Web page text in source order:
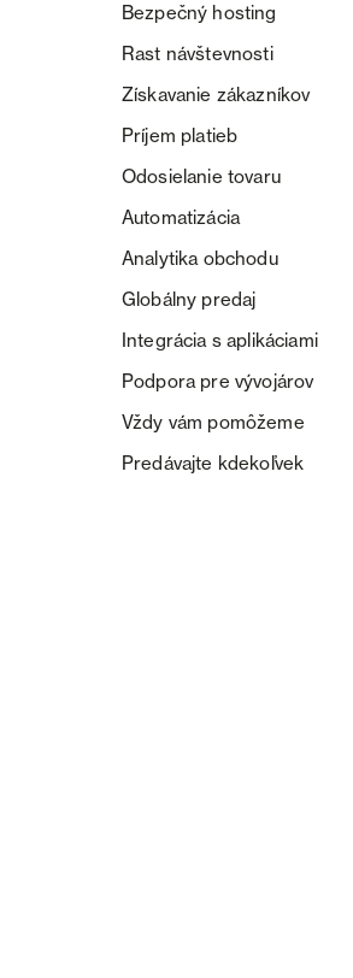
Bezpečný hosting
Rast návštevnosti
Získavanie zákazníkov
Príjem platieb
Odosielanie tovaru
Automatizácia
Analytika obchodu
Globálny predaj
Integrácia s aplikáciami
Podpora pre vývojárov
Vždy vám pomôžeme
Predávajte kdekoľvek